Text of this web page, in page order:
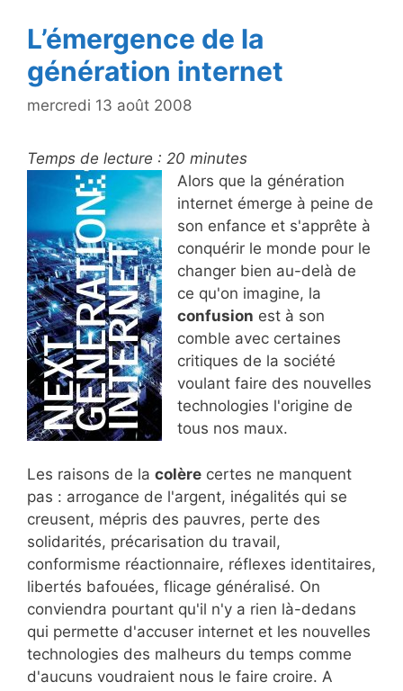
L’émergence de la
génération internet
mercredi 13 août 2008
Temps de lecture : 20 minutes
Alors que la génération
internet émerge à peine de
son enfance et s'apprête à
conquérir le monde pour le
changer bien au-delà de
ce qu'on imagine, la
confusion est à son
comble avec certaines
critiques de la société
voulant faire des nouvelles
technologies l'origine de
tous nos maux.
Les raisons de la colère certes ne manquent
pas : arrogance de l'argent, inégalités qui se
creusent, mépris des pauvres, perte des
solidarités, précarisation du travail,
conformisme réactionnaire, réflexes identitaires,
libertés bafouées, flicage généralisé. On
conviendra pourtant qu'il n'y a rien là-dedans
qui permette d'accuser internet et les nouvelles
technologies des malheurs du temps comme
d'aucuns voudraient nous le faire croire. A